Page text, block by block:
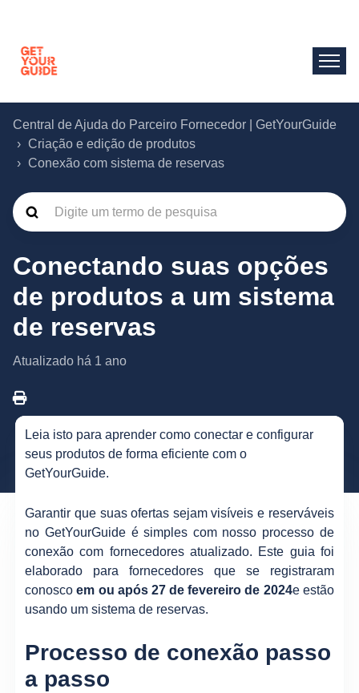
Central de Ajuda do Parceiro Fornecedor | GetYourGuide
Criação e edição de produtos
Conexão com sistema de reservas
Conectando suas opções
de produtos a um sistema
de reservas
Atualizado há 1 ano
Leia isto para aprender como conectar e configurar
seus produtos de forma eficiente com o
GetYourGuide.
Garantir que suas ofertas sejam visíveis e reserváveis
no GetYourGuide é simples com nosso processo de
conexão com fornecedores atualizado. Este guia foi
elaborado para fornecedores que se registraram
conoscoem ou após 27 de fevereiro de 2024e estão
usando um sistema de reservas.
Processo de conexão passo
a passo